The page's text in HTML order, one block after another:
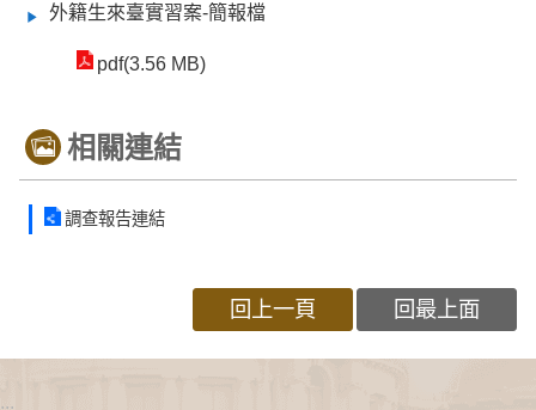
外籍生來臺實習案-簡報檔
pdf(3.56 MB)
相關連結
調查報告連結
回上一頁 回最上面